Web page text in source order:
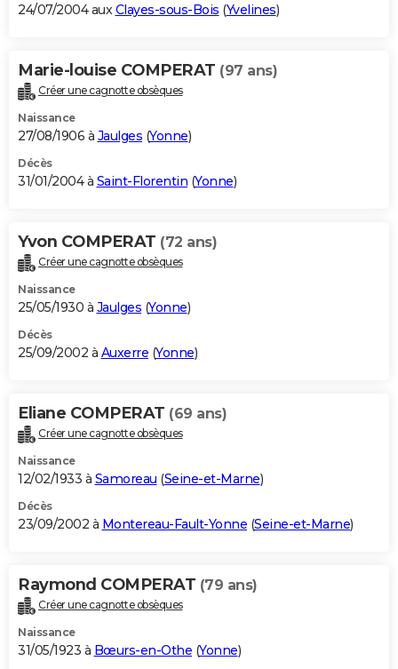
24/07/2004 auxClayes-sous-Bois (Yvelines)
Marie-louise COMPERAT (97 ans)
Créer une cagnotte obsèques
Naissance
27/08/1906 à Jaulges (Yonne)
Décès
31/01/2004 à Saint-Florentin (Yonne)
Yvon COMPERAT (72 ans)
Créer une cagnotte obsèques
Naissance
25/05/1930 à Jaulges (Yonne)
Décès
25/09/2002 à Auxerre (Yonne)
Eliane COMPERAT (69 ans)
Créer une cagnotte obsèques
Naissance
12/02/1933 à Samoreau (Seine-et-Marne)
Décès
23/09/2002 à Montereau-Fault-Yonne (Seine-et-Marne)
Raymond COMPERAT (79 ans)
Créer une cagnotte obsèques
Naissance
31/05/1923 à Bœurs-en-Othe (Yonne)